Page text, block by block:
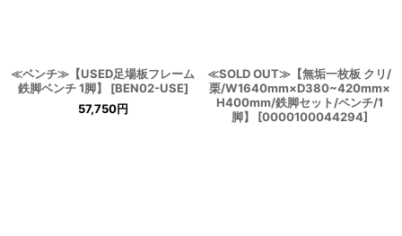
≪ベンチ≫【USED足場板フレーム
鉄脚ベンチ 1脚】
[BEN02-USE]
57,750円
≪SOLD OUT≫【無垢一枚板 クリ/
栗/W1640mm×D380~420mm×
H400mm/鉄脚セット/ベンチ/1
脚】
[0000100044294]